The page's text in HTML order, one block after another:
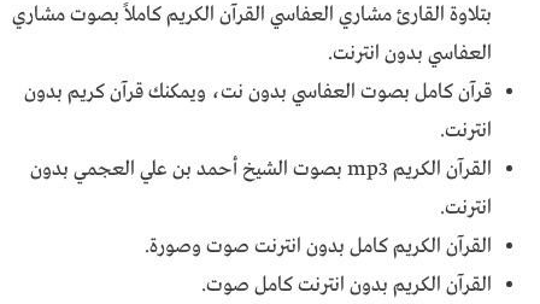
بتلاوة القارئ مشاري العفاسي القرآن الكريم كاملاً بصوت مشاري
العفاسي بدون انترنت.
قرآن كامل بصوت العفاسي بدون نت، ويمكنك قرآن كريم بدون
انترنت.
القرآن الكريم mp3 بصوت الشيخ أحمد بن علي العجمي بدون
انترنت.
القرآن الكريم كامل بدون انترنت صوت وصورة.
القرآن الكريم بدون انترنت كامل صوت.